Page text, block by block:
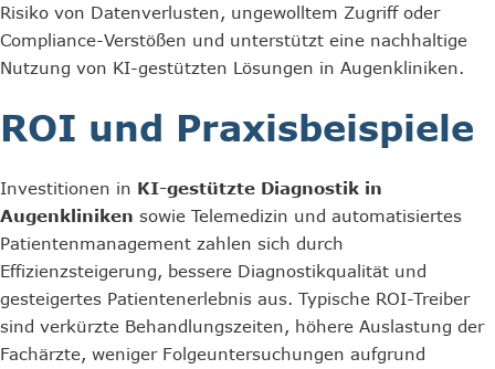
Risiko von Datenverlusten, ungewolltem Zugriff oder
Compliance-Verstößen und unterstützt eine nachhaltige
Nutzung von KI-gestützten Lösungen in Augenkliniken.
ROI und Praxisbeispiele
Investitionen in KI-gestützte Diagnostik in
Augenkliniken sowie Telemedizin und automatisiertes
Patientenmanagement zahlen sich durch
Effizienzsteigerung, bessere Diagnostikqualität und
gesteigertes Patientenerlebnis aus. Typische ROI-Treiber
sind verkürzte Behandlungszeiten, höhere Auslastung der
Fachärzte, weniger Folgeuntersuchungen aufgrund